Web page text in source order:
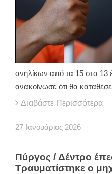
ανηλίκων από τα 15 στα
ανακοίνωσε ότι θα
Διαβάστε Περισσότερα
27 Ιανουάριος 2026
Πύργος / Δέντρο
Τραυματίστηκε ο